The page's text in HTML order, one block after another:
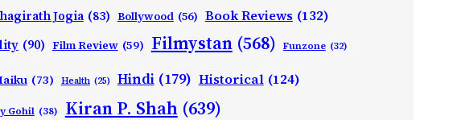
Jogia (83) Bollywood (56) Book Reviews (132)
(90) Film Review (59) Filmystan (568) Funzone (32)
(73) Health (25) Hindi (179) Historical (124)
Gohil (38) Kiran P. Shah (639)